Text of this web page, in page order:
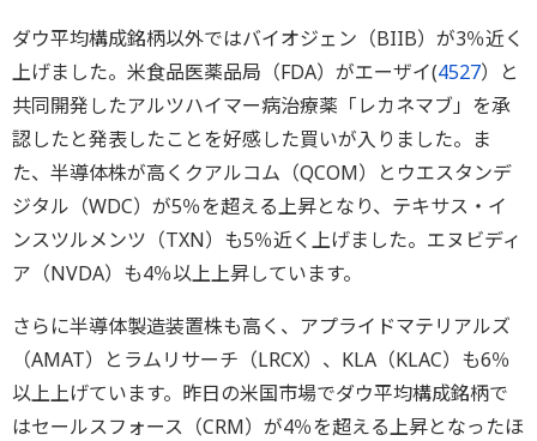
ダウ平均構成銘柄以外ではバイオジェン（BIIB）が3％近く
上げました。米食品医薬品局（FDA）がエーザイ(4527）と
共同開発したアルツハイマー病治療薬「レカネマブ」を承
認したと発表したことを好感した買いが入りました。ま
た、半導体株が高くクアルコム（QCOM）とウエスタンデ
ジタル（WDC）が5％を超える上昇となり、テキサス・イ
ンスツルメンツ（TXN）も5％近く上げました。エヌビディ
ア（NVDA）も4％以上上昇しています。
さらに半導体製造装置株も高く、アプライドマテリアルズ
（AMAT）とラムリサーチ（LRCX）、KLA（KLAC）も6％
以上上げています。昨日の米国市場でダウ平均構成銘柄で
はセールスフォース（CRM）が4％を超える上昇となったほ